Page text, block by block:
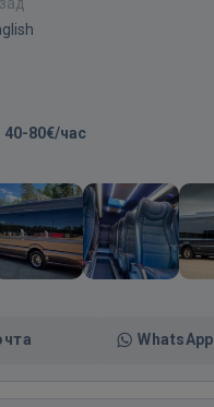
40-80€/час
WhatsApp